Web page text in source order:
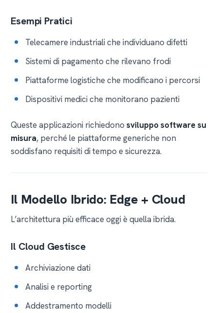
Esempi Pratici
Telecamere industriali che individuano difetti
Sistemi di pagamento che rilevano frodi
Piattaforme logistiche che modificano i percorsi
Dispositivi medici che monitorano pazienti
Queste applicazioni richiedonosviluppo software su
misura, perché le piattaforme generiche non
soddisfano requisiti di tempo e sicurezza.
Il Modello Ibrido: Edge + Cloud
L’architettura più efficace oggi è quella ibrida.
Il Cloud Gestisce
Archiviazione dati
Analisi e reporting
Addestramento modelli